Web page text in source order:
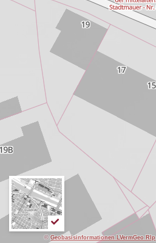
©Geobasisinformationen LVermGeo Rlp